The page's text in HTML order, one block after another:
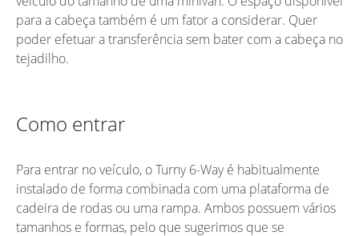
para a cabeça também é um fator a considerar. Quer
poder efetuar a transferência sem bater com a cabeça no
tejadilho.
Como entrar
Para entrar no veículo, o Turny 6-Way é habitualmente
instalado de forma combinada com uma plataforma de
cadeira de rodas ou uma rampa. Ambos possuem vários
tamanhos e formas, pelo que sugerimos que se